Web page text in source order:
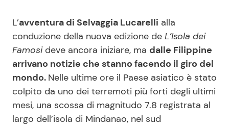
Salute
Viaggi e Turismo
Festività
Ricette Facili e Veloci
Ricette Feste
Ricette per Bambini
L’avventura di Selvaggia Lucarelli alla
conduzione della nuova edizione de L’Isola dei
Famosideve ancora iniziare, ma dalle Filippine
arrivano notizie che stanno facendo il giro del
mondo. Nelle ultime ore il Paese asiatico è stato
colpito da uno dei terremoti più forti degli ultimi
mesi, una scossa di magnitudo 7.8 registrata al
largo dell’isola di Mindanao, nel sud